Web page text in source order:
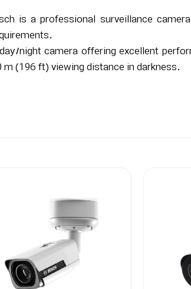
is a professional surveillance
night camera offering excellent
(196 ft) viewing distance in darkness.